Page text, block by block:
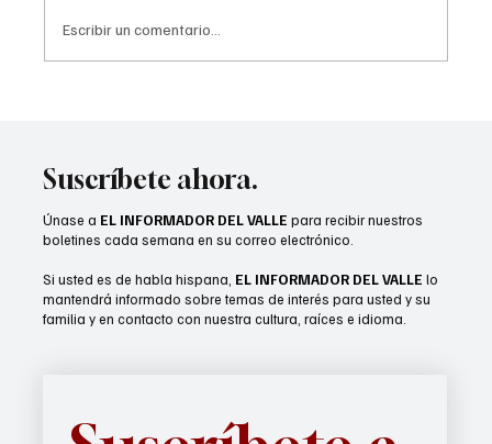
Escribir un comentario...
Suscríbete ahora.
Únase a EL INFORMADOR DEL VALLE para recibir nuestros
boletines cada semana en su correo electrónico.
Si usted es de habla hispana, EL INFORMADOR DEL VALLE lo
mantendrá informado sobre temas de interés para usted y su
familia y en contacto con nuestra cultura, raíces e idioma.